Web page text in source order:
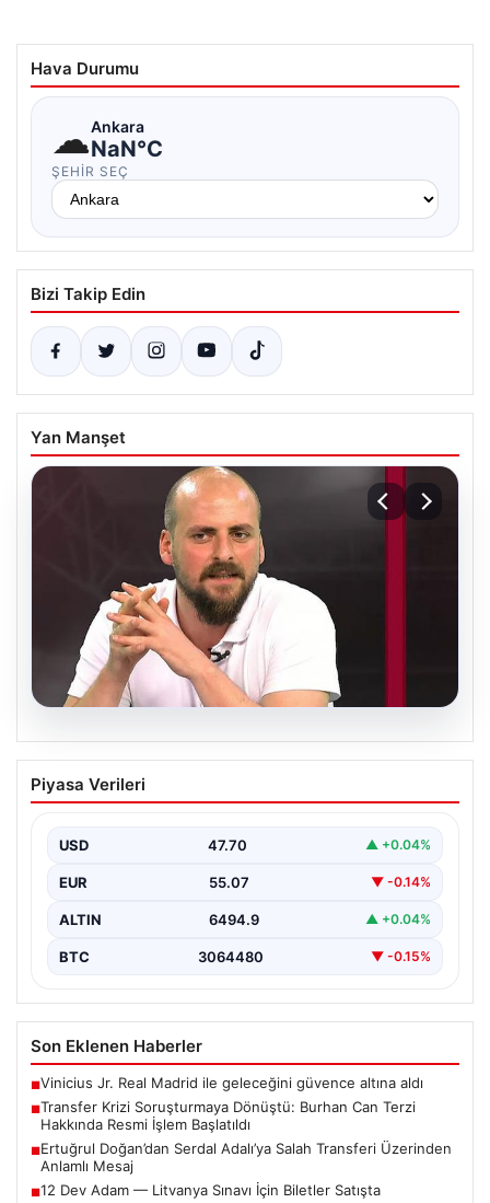
Hava Durumu
☁Ankara
NaN°C
ŞEHIR SEÇ
Bizi Takip Edin
Yan Manşet
Transfer Krizi Soruşturmaya Dönüştü:
Burhan Can Terzi Hakkında Resmi İşlem
Galatasaray Spor Kulübü, gerçekleştirilen transfer
iddialar nedeniyle…
Piyasa Verileri
USD 47.70 ▲ +0.04%
EUR 55.07 ▼ -0.14%
ALTIN 6494.9 ▲ +0.04%
BTC 3064480 ▼ -0.15%
Son Eklenen Haberler
■Vinicius Jr. Real Madrid ile geleceğini güvence altına aldı
■Transfer Krizi Soruşturmaya Dönüştü: Burhan Can Terzi
Hakkında Resmi İşlem Başlatıldı
■Ertuğrul Doğan’dan Serdal Adalı’ya Salah Transferi Üzerinden
Anlamlı Mesaj
■12 Dev Adam — Litvanya Sınavı İçin Biletler Satışta